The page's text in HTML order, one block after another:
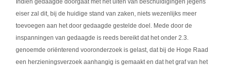
Indien gedaagde doorgaat met het uiten van beschuldigingen jegens
eiser zal dit, bij de huidige stand van zaken, niets wezenlijks meer
toevoegen aan het door gedaagde gestelde doel. Mede door de
inspanningen van gedaagde is reeds bereikt dat het onder 2.3.
genoemde oriënterend vooronderzoek is gelast, dat bij de Hoge Raad
een herzieningsverzoek aanhangig is gemaakt en dat het graf van het